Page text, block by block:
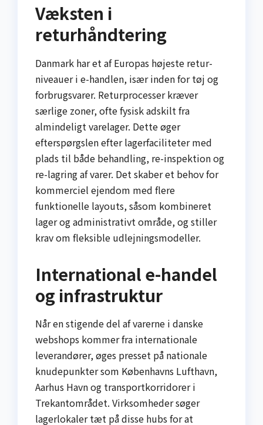
Væksten i
returhåndtering
Danmark har et af Europas højeste retur-
niveauer i e-handlen, især inden for tøj og
forbrugsvarer. Returprocesser kræver
særlige zoner, ofte fysisk adskilt fra
almindeligt varelager. Dette øger
efterspørgslen efter lagerfaciliteter med
plads til både behandling, re-inspektion og
re-lagring af varer. Det skaber et behov for
kommerciel ejendom med flere
funktionelle layouts, såsom kombineret
lager og administrativt område, og stiller
krav om fleksible udlejningsmodeller.
International e-handel
og infrastruktur
Når en stigende del af varerne i danske
webshops kommer fra internationale
leverandører, øges presset på nationale
knudepunkter som Københavns Lufthavn,
Aarhus Havn og transportkorridorer i
Trekantområdet. Virksomheder søger
lagerlokaler tæt på disse hubs for at